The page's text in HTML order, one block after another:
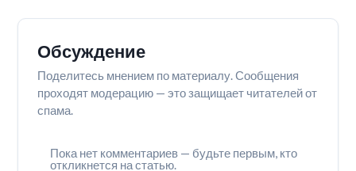
Обсуждение
Поделитесь мнением по материалу. Сообщения
проходят модерацию — это защищает читателей от
спама.
Пока нет комментариев — будьте первым, кто
откликнется на статью.